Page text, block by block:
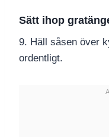
Sätt ihop
9. Häll såsen över
ordentligt.